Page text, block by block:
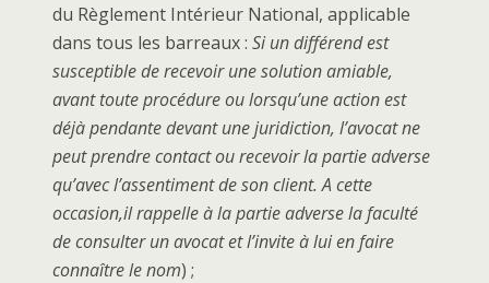
du Règlement Intérieur National, applicable
dans tous les barreaux :Si un différend est
susceptible de recevoir une solution amiable,
avant toute procédure ou lorsqu’une action est
déjà pendante devant une juridiction, l’avocat ne
peut prendre contact ou recevoir la partie adverse
qu’avec l’assentiment de son client. A cette
occasion,il rappelle à la partie adverse la faculté
de consulter un avocat et l’invite à lui en faire
connaître le nom) ;